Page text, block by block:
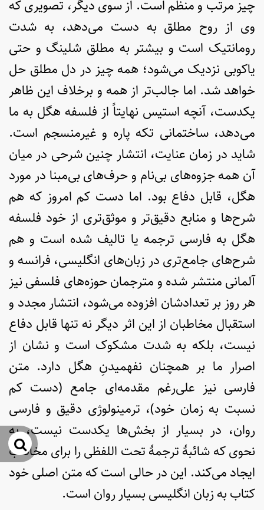
چیز مرتب و منظم است. از سوی دیگر، تصویری که
وی از روح مطلق به دست می‌دهد، به شدت
رومانتیک است و بیشتر به مطلق شلینگ و حتی
یاکوبی نزدیک می‌شود؛ همه چیز در دل مطلق حل
خواهد شد. اما جالب‌تر از همه و برخلاف این ظاهر
یکدست، آنچه استیس نهایتاً از فلسفه هگل به ما
می‌دهد، ساختمانی تکه پاره و غیرمنسجم است.
شاید در زمان عنایت، انتشار چنین شرحی در میان
آن همه جزوه‌های بی‌نام و حرف‌های بی‌مبنا در مورد
هگل، قابل دفاع بود. اما دست کم امروز که هم
شرح‌ها و منابع دقیق‌تر و موثق‌تری از خود فلسفه
هگل به فارسی ترجمه یا تالیف شده است و هم
شرح‌های جامع‌تری در زبان‌های انگلیسی، فرانسه و
آلمانی منتشر شده و مترجمان حوزه‌های فلسفی نیز
هر روز بر تعدادشان افزوده می‌شود، انتشار مجدد و
استقبال مخاطبان از این اثر دیگر نه تنها قابل دفاع
نیست، بلکه به شدت مشکوک است و نشان از
اصرار ما بر همچنان نفهمیدنِ هگل دارد. متن
فارسی نیز علی‌رغم مقدمه‌ای جامع (دست کم
نسبت به زمان خود)، ترمینولوژی دقیق و فارسی
روان، در بسیار از بخش‌ها یکدست نیست، به
نحوی که شائبۀ ترجمۀ تحت اللفظی را برای مخاطب
ایجاد می‌کند. این در حالی است که متن اصلی خود
کتاب به زبان انگلیسی بسیار روان است.